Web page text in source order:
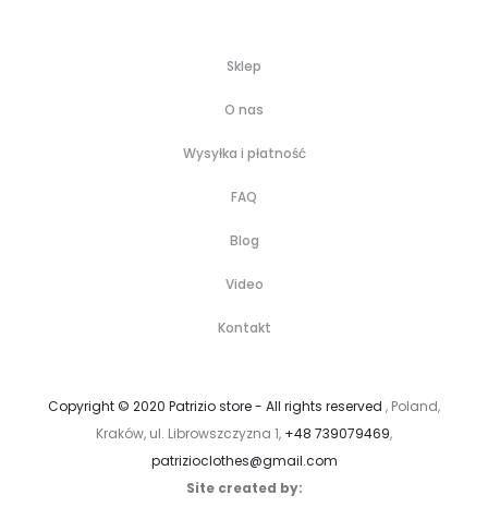
Sklep
O nas
Wysyłka i płatność
FAQ
Blog
Video
Kontakt
Copyright © 2020 Patrizio store - All rights reserved , Poland,
Kraków, ul. Librowszczyzna 1, +48 739079469,
patrizioclothes@gmail.com
Site created by: